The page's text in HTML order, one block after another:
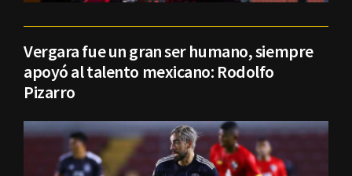
Vergara fue un gran ser humano, siempre
apoyó al talento mexicano: Rodolfo
Pizarro